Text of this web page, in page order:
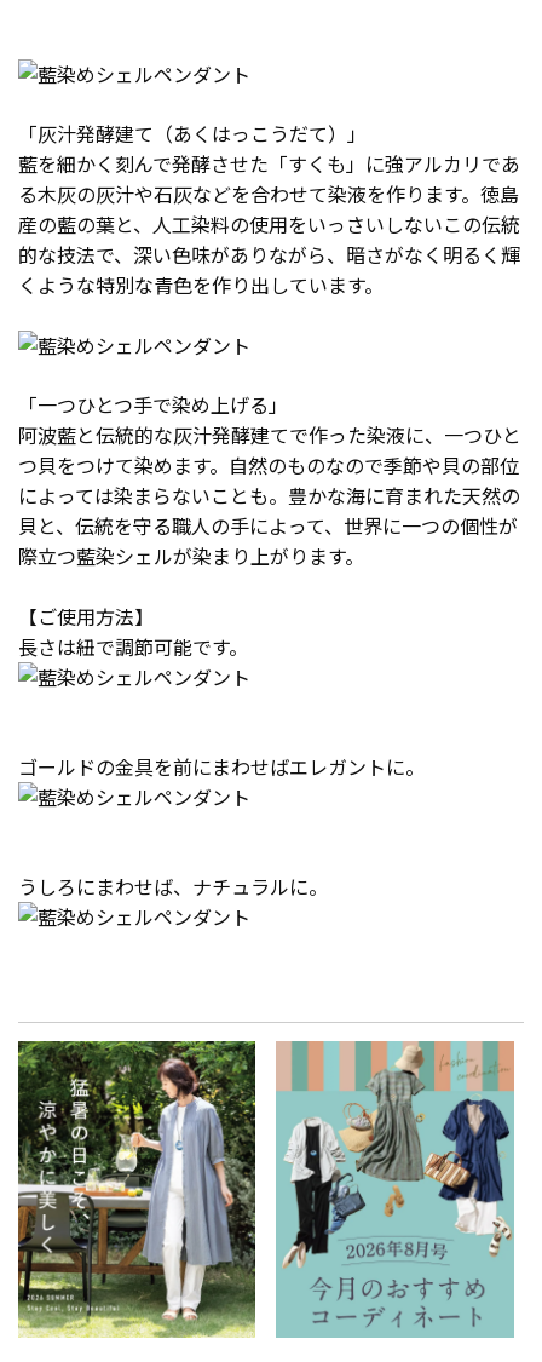
「灰汁発酵建て（あくはっこうだて）」
藍を細かく刻んで発酵させた「すくも」に強アルカリであ
る木灰の灰汁や石灰などを合わせて染液を作ります。徳島
産の藍の葉と、人工染料の使用をいっさいしないこの伝統
的な技法で、深い色味がありながら、暗さがなく明るく輝
くような特別な青色を作り出しています。
「一つひとつ手で染め上げる」
阿波藍と伝統的な灰汁発酵建てで作った染液に、一つひと
つ貝をつけて染めます。自然のものなので季節や貝の部位
によっては染まらないことも。豊かな海に育まれた天然の
貝と、伝統を守る職人の手によって、世界に一つの個性が
際立つ藍染シェルが染まり上がります。
【ご使用方法】
長さは紐で調節可能です。
ゴールドの金具を前にまわせばエレガントに。
うしろにまわせば、ナチュラルに。